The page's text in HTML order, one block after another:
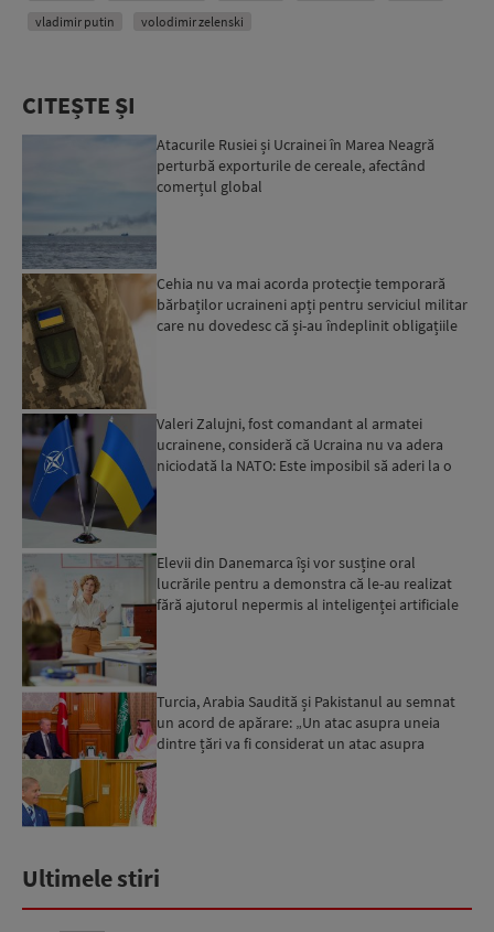
vladimir putin volodimir zelenski
CITEȘTE ȘI
Atacurile Rusiei și Ucrainei în Marea Neagră
perturbă exporturile de cereale, afectând
comerțul global
Cehia nu va mai acorda protecție temporară
bărbaților ucraineni apți pentru serviciul militar
care nu dovedesc că și-au îndeplinit obligațiile
Valeri Zalujni, fost comandant al armatei
ucrainene, consideră că Ucraina nu va adera
niciodată la NATO: Este imposibil să aderi la o
Elevii din Danemarca își vor susține oral
lucrările pentru a demonstra că le-au realizat
fără ajutorul nepermis al inteligenței artificiale
Turcia, Arabia Saudită și Pakistanul au semnat
un acord de apărare: „Un atac asupra uneia
dintre țări va fi considerat un atac asupra
Ultimele stiri